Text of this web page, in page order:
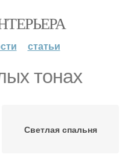
статьи
тонах
Светлая спальня